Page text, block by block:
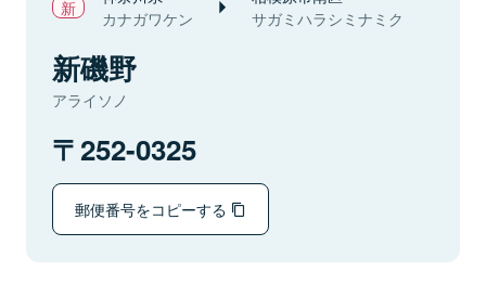
カナガワケン サガミハラシミナミク
新磯野
アライソノ
252-0325
郵便番号をコピーする